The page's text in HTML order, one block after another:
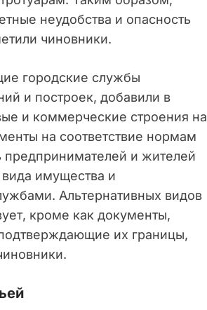
неудобства и опасность
чиновники.
городские службы
и построек, добавили в
и коммерческие строения на
на соответствие нормам
предпринимателей и жителей
имущества и
Альтернативных видов
кроме как документы,
их границы,